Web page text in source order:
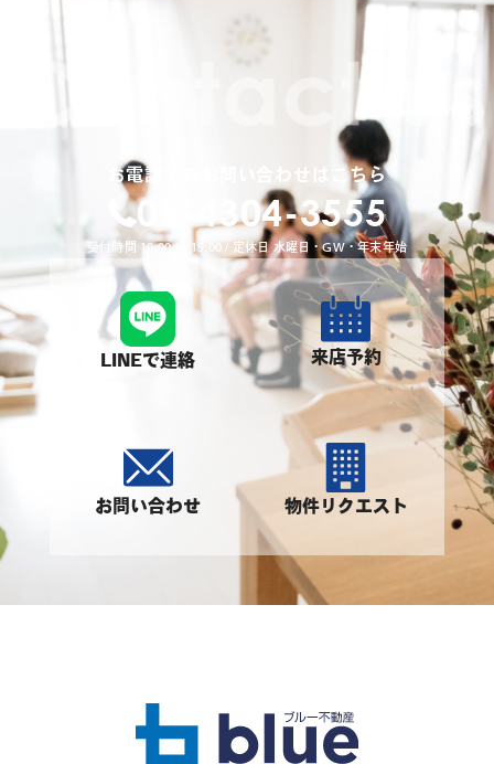
お電話でのお問い合わせはこちら
06-4304-3555
受付時間 10:00 〜 19:00 / 定休日 水曜日・GW・年末年始
LINEで連絡 来店予約
お問い合わせ 物件リクエスト